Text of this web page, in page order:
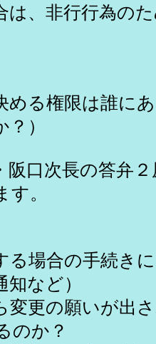
、非行行為の
める権限は誰に
）
阪口次長の答弁
。
る場合の手続
など）
更の願いが出さ
のか？